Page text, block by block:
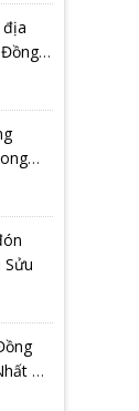
địa
2
Bình
Có